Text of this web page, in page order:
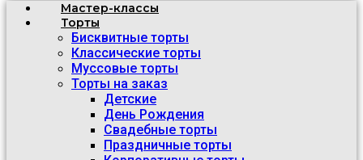
Мастер-классы
Торты
Бисквитные торты
Классические торты
Муссовые торты
Торты на заказ
Детские
День Рождения
Свадебные торты
Праздничные торты